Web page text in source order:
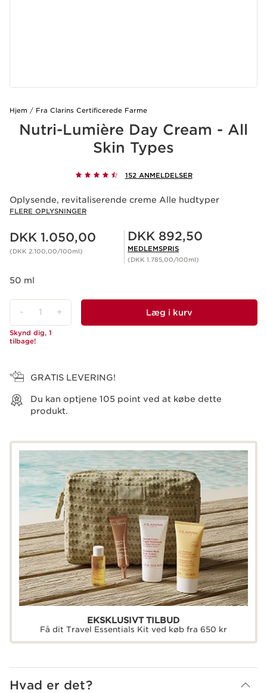
Hjem Fra Clarins Certificerede Farme
Nutri-Lumière Day Cream - All
Skin Types
152 ANMELDELSER
Oplysende, revitaliserende creme Alle hudtyper
FLERE OPLYSNINGER
Nuværende pris DKK 1.050,00
DKK 1.050,00
(DKK 2.100,00/100ml)
Medlemspris DKK 892,50
DKK 892,50
MEDLEMSPRIS
(DKK 1.785,00/100ml)
50 ml
- 1 +
Skynd dig, 1
tilbage!
Læg i kurv
GRATIS LEVERING!
Du kan optjene 105 point ved at købe dette
produkt.
EKSKLUSIVT TILBUD
Få dit Travel Essentials Kit ved køb fra 650 kr
Hvad er det?